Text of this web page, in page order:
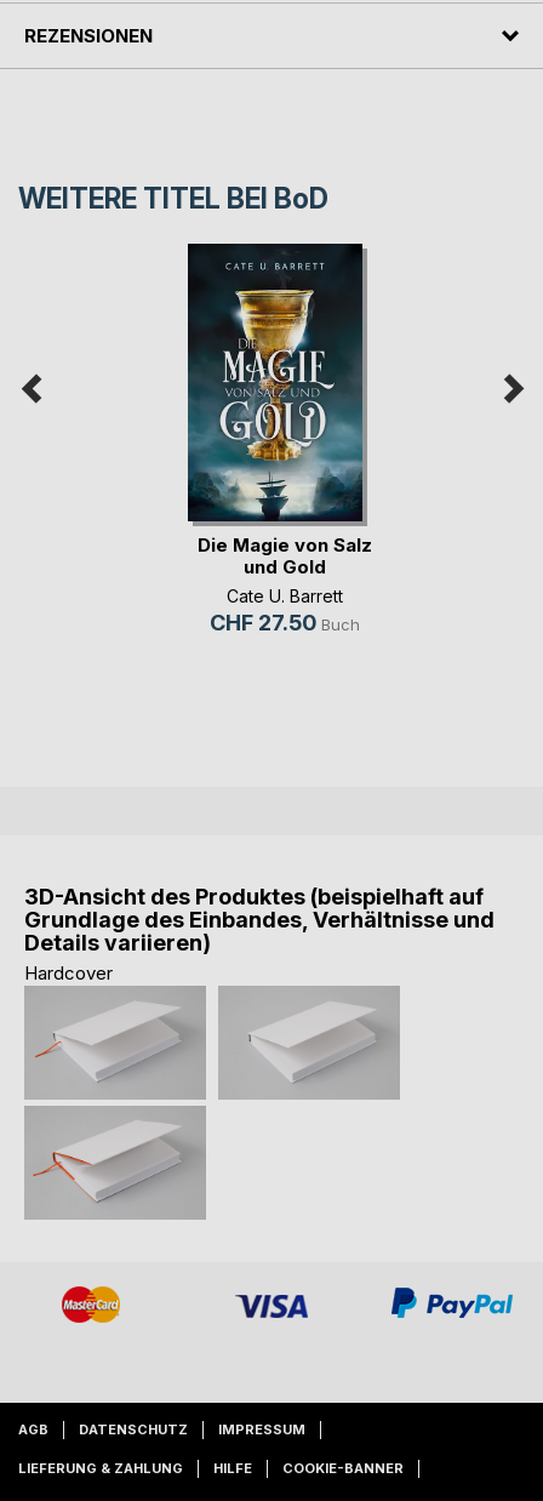
REZENSIONEN
WEITERE TITEL BEI BoD
Die Magie von Salz
und Gold
Cate U. Barrett
CHF 27.50 Buch
3D-Ansicht des Produktes (beispielhaft auf
Grundlage des Einbandes, Verhältnisse und
Details variieren)
Hardcover
AGB DATENSCHUTZ IMPRESSUM
LIEFERUNG & ZAHLUNG HILFE COOKIE-BANNER